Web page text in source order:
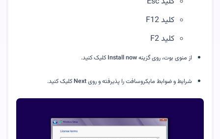
کلید F12
کلید F2
از منوی بوت، روی گزینه Install now کلیک کنید.
شرایط و ضوابط مایکروسافت را پذیرفته و روی Next کلیک کنید.